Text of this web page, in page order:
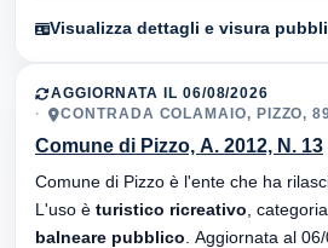
Visualizza dettagli e visura
AGGIORNATA IL 06/08/2026
CONTRADA COLAMAIO, PIZZO,
Comune di Pizzo, A. 2012, N. 13
Comune di Pizzo è l'ente che ha
L'uso è turistico ricreativo , categoria
balneare pubblico